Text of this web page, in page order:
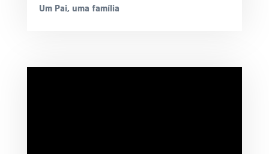
Um Pai, uma família